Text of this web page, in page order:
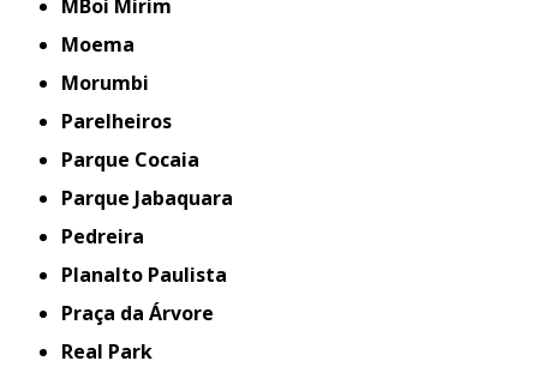
MBoi Mirim
Moema
Morumbi
Parelheiros
Parque Cocaia
Parque Jabaquara
Pedreira
Planalto Paulista
Praça da Árvore
Real Park